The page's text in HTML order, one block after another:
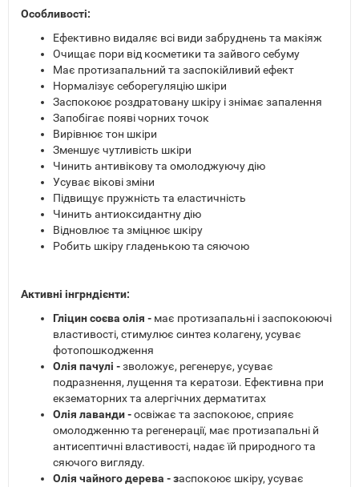
Особливості:
Ефективно видаляє всі види забруднень та макіяж
Очищає пори від косметики та зайвого себуму
Має протизапальний та заспокійливий ефект
Нормалізує себорегуляцію шкіри
Заспокоює роздратовану шкіру і знімає запалення
Запобігає появі чорних точок
Вирівнює тон шкіри
Зменшує чутливість шкіри
Чинить антивікову та омолоджуючу дію
Усуває вікові зміни
Підвищує пружність та еластичність
Чинить антиоксидантну дію
Відновлює та зміцнює шкіру
Робить шкіру гладенькою та сяючою
Активні інгрндієнти:
Гліцин соєва олія - має протизапальні і заспокоюючі
властивості, стимулює синтез колагену, усуває
фотопошкодження
Олія пачулі -зволожує, регенерує, усуває
подразнення, лущення та кератози. Ефективна при
екзематорних та алергічних дерматитах
Олія лаванди -освіжає та заспокоює, сприяє
омолодженню та регенерації, має протизапальні й
антисептичні властивості, надає їй природного та
сяючого вигляду.
Олія чайного дерева - заспокоює шкіру, усуває